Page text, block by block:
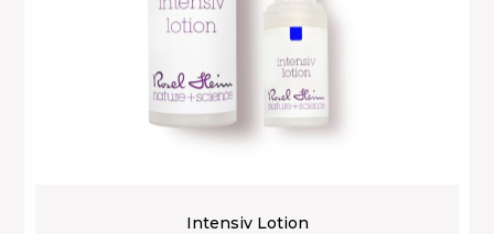
Intensiv Lotion